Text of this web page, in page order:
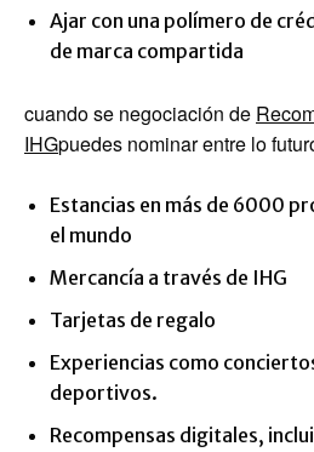
Ajar con una polímero de
de marca compartida
cuando se negociación de
IHGpuedes nominar entre lo
Estancias en más de 6000
el mundo
Mercancía a través de IHG
Tarjetas de regalo
Experiencias como
deportivos.
Recompensas digitales,